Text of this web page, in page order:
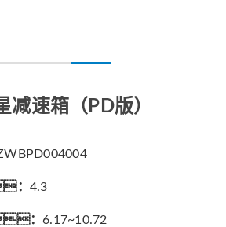
速箱（PD版）
： 4.3
：6.17~10.72